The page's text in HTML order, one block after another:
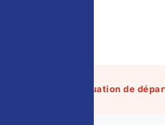
✕ Avant — Situation de